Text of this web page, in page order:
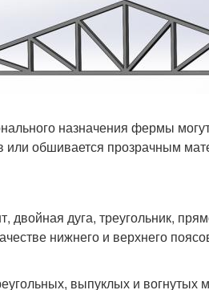
назначения фермы
или обшивается прозрачным
дуга, треугольник,
нижнего и верхнего
выпуклых и вогнутых